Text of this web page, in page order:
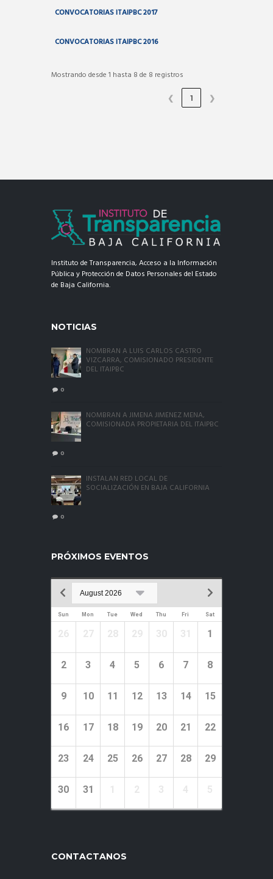
CONVOCATORIAS ITAIPBC 2017
CONVOCATORIAS ITAIPBC 2016
Mostrando desde 1 hasta 8 de 8 registros
❮ 1 ❯
Instituto de Transparencia, Acceso a la Información
Pública y Protección de Datos Personales del Estado
de Baja California.
NOTICIAS
NOMBRAN A LUIS CARLOS CASTRO
VIZCARRA, COMISIONADO PRESIDENTE
DEL ITAIPBC
0
NOMBRAN A JIMENA JIMÉNEZ MENA,
COMISIONADA PROPIETARIA DEL ITAIPBC
0
INSTALAN RED LOCAL DE
SOCIALIZACIÓN EN BAJA CALIFORNIA
0
PRÓXIMOS EVENTOS
Sun Mon Tue Wed Thu Fri Sat
1
2 3 4 5 6 7 8
9 10 11 12 13 14 15
16 17 18 19 20 21 22
23 24 25 26 27 28 29
30 31
CONTACTANOS